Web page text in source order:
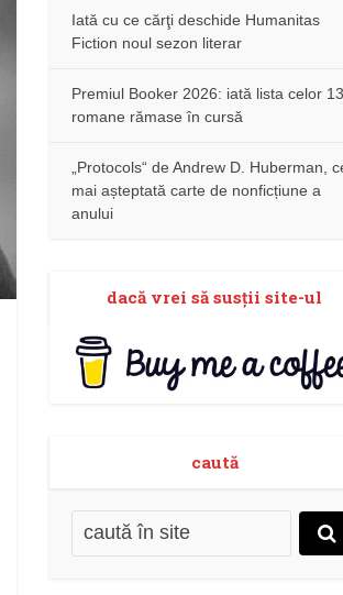
Iată cu ce cărţi deschide Humanitas
Fiction noul sezon literar
Premiul Booker 2026: iată lista celor 13
romane rămase în cursă
„Protocols“ de Andrew D. Huberman,
mai așteptată carte de nonficțiune a
anului
dacă vrei să susţii site-ul
caută